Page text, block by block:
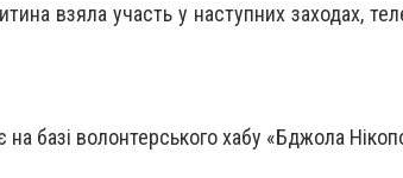
взяла участь у наступних заходах,
на базі волонтерського хабу «Бджола